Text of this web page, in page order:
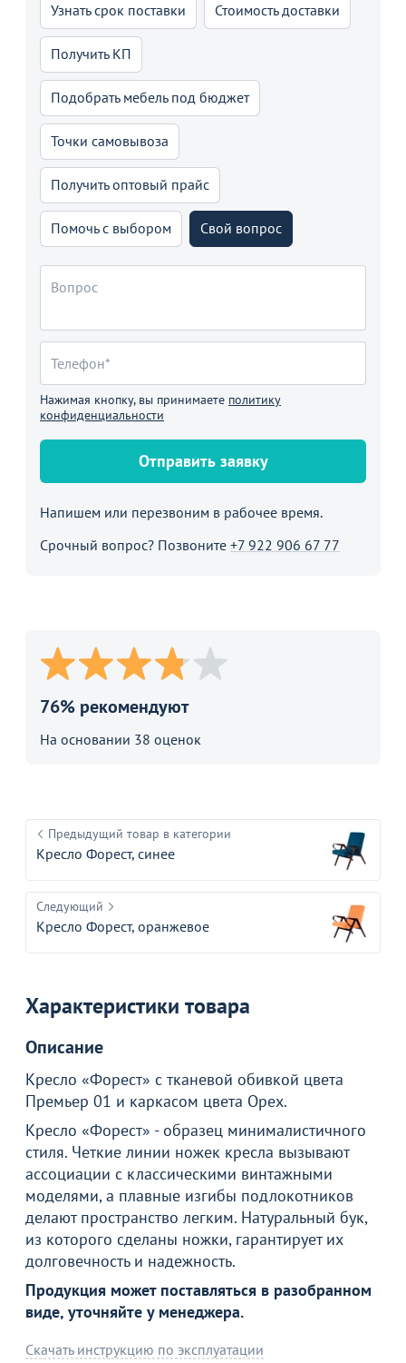
Узнать срок поставки Стоимость доставки
Получить КП
Подобрать мебель под бюджет
Точки самовывоза
Получить оптовый прайс
Помочь с выбором Свой вопрос
Нажимая кнопку, вы принимаете политику
конфиденциальности
Отправить заявку
Напишем или перезвоним в рабочее время.
Срочный вопрос? Позвоните +7 922 906 67 77
76% рекомендуют
На основании 38 оценок
Предыдущий товар в категории
Кресло Форест, синее
Следующий
Кресло Форест, оранжевое
Характеристики товара
Описание
Кресло «Форест» с тканевой обивкой цвета
Премьер 01 и каркасом цвета Орех.
Кресло «Форест» - образец минималистичного
стиля. Четкие линии ножек кресла вызывают
ассоциации с классическими винтажными
моделями, а плавные изгибы подлокотников
делают пространство легким. Натуральный бук,
из которого сделаны ножки, гарантирует их
долговечность и надежность.
Продукция может поставляться в разобранном
виде, уточняйте у менеджера.
Скачать инструкцию по эксплуатации
Товар в корзине
Кресло Форест, бежевое
24 190 ₽